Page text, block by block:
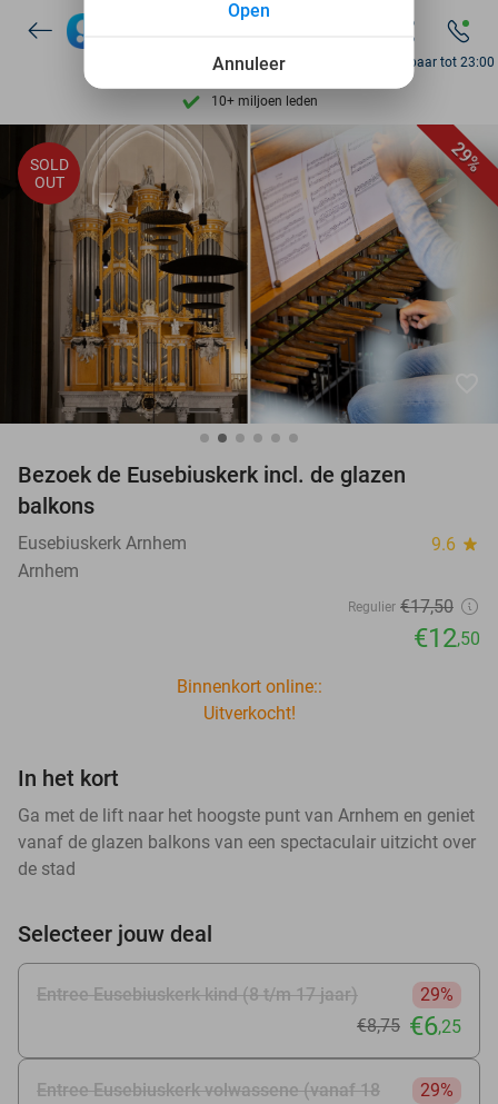
7 dagen per week beschikbaar
10+ miljoen leden
9,4 op basis van
Ontdek 15.000+ deals
7 dagen per week beschikbaar
10+ miljoen leden
Bereikbaar tot 23:00
29%
SOLD
OUT
Bezoek de Eusebiuskerk incl. de glazen
balkons
Eusebiuskerk Arnhem 9.6 star
Arnhem
Regulier €17,50
€12,50
Binnenkort online::
Uitverkocht!
In het kort
Ga met de lift naar het hoogste punt van Arnhem en geniet
vanaf de glazen balkons van een spectaculair uitzicht over
de stad
Selecteer jouw deal
Entree Eusebiuskerk kind (8 t/m 17 jaar)
29%
€8,75 €6,25
Entree Eusebiuskerk volwassene (vanaf 18
29%
Annuleer
Open